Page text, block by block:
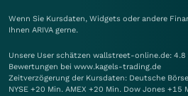
Wenn Sie Kursdaten, Widgets oder andere
Ihnen ARIVA gerne.
Unsere User schätzen wallstreet-online.de:
Bewertungen bei www.kagels-trading.de
Zeitverzögerung der Kursdaten: Deutsche
NYSE +20 Min. AMEX +20 Min. Dow Jones +15